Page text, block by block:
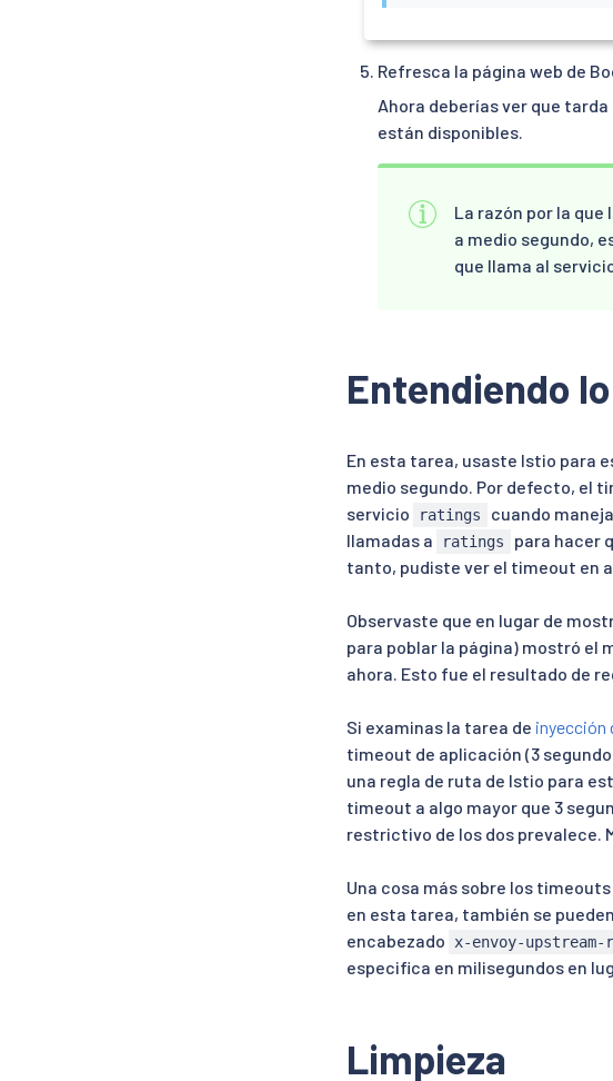
Refresca la página web de
Ahora deberías ver que
están disponibles.
La razón por la
a medio segundo,
que llama al
Entendiendo
En esta tarea, usaste Istio para
medio segundo. Por defecto, el
servicio
ratings
cuando
llamadas a
ratings para hacer
tanto, pudiste ver el timeout en
Observaste que en lugar de
para poblar la página) mostró el
ahora. Esto fue el resultado de
Si examinas la tarea de inyección
timeout de aplicación (3
una regla de ruta de Istio para
timeout a algo mayor que 3
restrictivo de los dos prevalece.
Una cosa más sobre los
en esta tarea, también se
encabezado
x-envoy-upstream-
especifica en milisegundos en
Limpieza